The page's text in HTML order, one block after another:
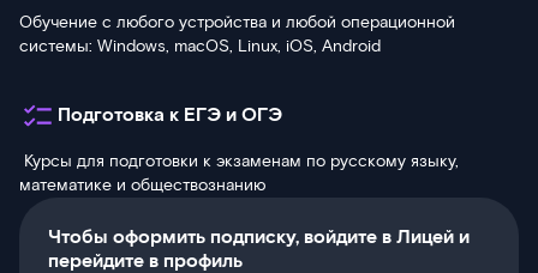
Обучение с любого устройства и любой операционной
системы: Windows, macOS, Linux, iOS, Android
Подготовка к ЕГЭ и ОГЭ
Курсы для подготовки к экзаменам по русскому языку,
математике и обществознанию
Чтобы оформить подписку, войдите в Лицей и
перейдите в профиль